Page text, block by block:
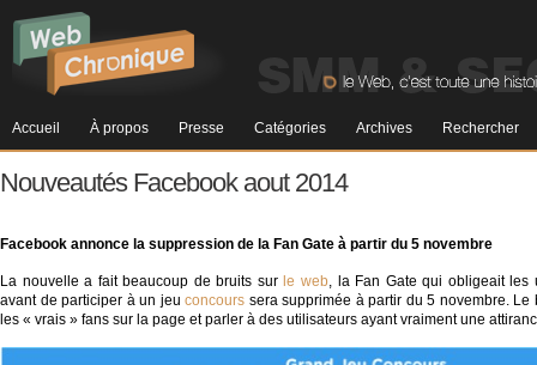
Accueil À propos Presse Catégories Archives Rechercher
Nouveautés Facebook aout 2014
Facebook annonce la suppression de la Fan Gate à partir du 5 novembre
La nouvelle a fait beaucoup de bruits sur le web, la Fan Gate qui obligeait les
avant de participer à un jeu concours sera supprimée à partir du 5 novembre. Le
les « vrais » fans sur la page et parler à des utilisateurs ayant vraiment une